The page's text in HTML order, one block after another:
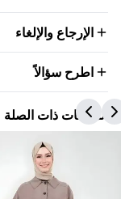
الإرجاع والإلغاء
اطرح سؤالاً
المنتجات ذات الصلة